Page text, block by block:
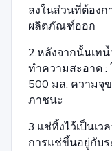
ลงในส่วนที่ต้อง
ผลิตภัณฑ์ออก
2.หลังจากนั้นเท
ทำความสะอาด
500 มล. ความจุ
ภาชนะ
3.แช่ทิ้งไว้เป็นเว
การแช่ขึ้นอยู่กับ